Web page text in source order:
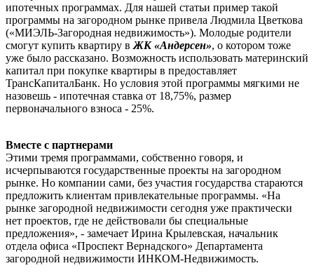
ипотечных программах. Для нашей статьи пример такой
программы на загородном рынке привела Людмила Цветкова
(«МИЭЛЬ-Загородная недвижимость»). Молодые родители
смогут купить квартиру в ЖК «Андерсен», о котором тоже
уже было рассказано. Возможность использовать материнский
капитал при покупке квартиры в предоставляет
ТрансКапиталБанк. Но условия этой программы мягкими не
назовешь - ипотечная ставка от 18,75%, размер
первоначального взноса - 25%.
Вместе с партнерами
Этими тремя программами, собственно говоря, и
исчерпываются государственные проекты на загородном
рынке. Но компании сами, без участия государства стараются
предложить клиентам привлекательные программы. «На
рынке загородной недвижимости сегодня уже практически
нет проектов, где не действовали бы специальные
предложения», - замечает Ирина Крылевская, начальник
отдела офиса «Проспект Вернадского» Департамента
загородной недвижимости ИНКОМ-Недвижимость.